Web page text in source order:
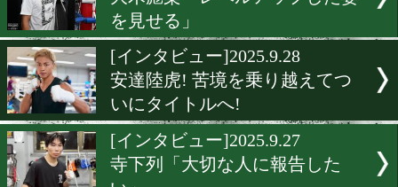
山口仁也「完全決着をつけ
[インタビュー]2025.9.29
大木彪楽「レベルアップし
を見せる」
[インタビュー]2025.9.28